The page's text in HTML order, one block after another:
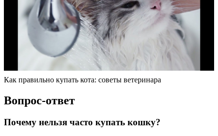
Как правильно купать кота: советы ветеринара
Вопрос-ответ
Почему нельзя часто купать кошку?